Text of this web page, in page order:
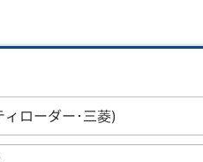
ローダー･三菱)